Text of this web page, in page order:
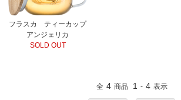
フラスカ ティーカップ
アンジェリカ
SOLD OUT
全 4 商品 1 - 4 表示